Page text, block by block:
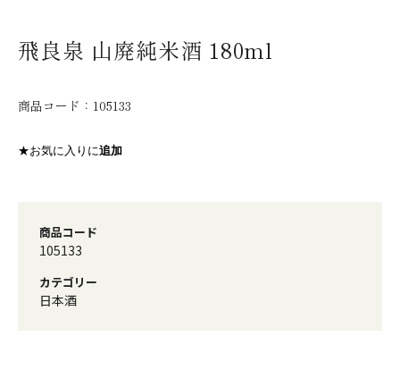
飛良泉 山廃純米酒 180ml
商品コード： 105133
★お気に入りに追加
商品コード
105133
カテゴリー
日本酒